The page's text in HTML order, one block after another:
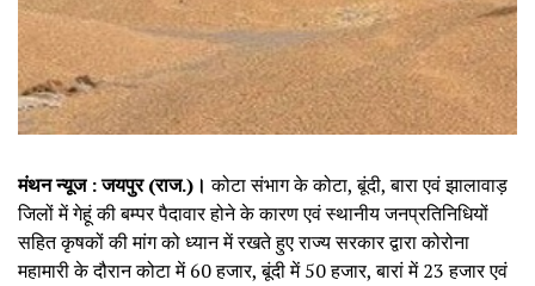
मंथन न्यूज : जयपुर (राज.)। कोटा संभाग के कोटा, बूंदी, बारा एवं झालावाड़
जिलों में गेहूं की बम्पर पैदावार होने के कारण एवं स्थानीय जनप्रतिनिधियों
सहित कृषकों की मांग को ध्यान में रखते हुए राज्य सरकार द्वारा कोरोना
महामारी के दौरान कोटा में 60 हजार, बूंदी में 50 हजार, बारां में 23 हजार एवं